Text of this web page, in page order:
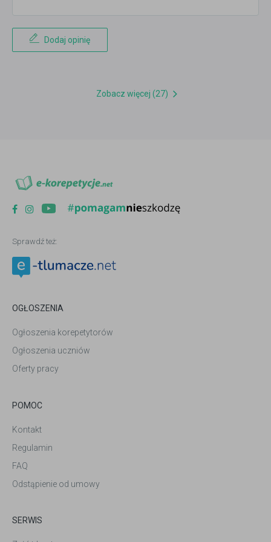
Dodaj opinię
Zobacz więcej (27)
Sprawdź też:
OGŁOSZENIA
Ogłoszenia korepetytorów
Ogłoszenia uczniów
Oferty pracy
POMOC
Kontakt
Regulamin
FAQ
Odstąpienie od umowy
SERWIS